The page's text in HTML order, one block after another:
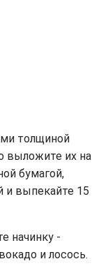
толщиной
выложите их на
бумагой,
и выпекайте 15
начинку -
и лосось.